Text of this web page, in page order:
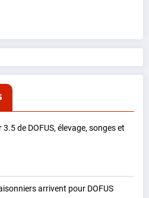
de DOFUS, élevage, songes et
arrivent pour DOFUS